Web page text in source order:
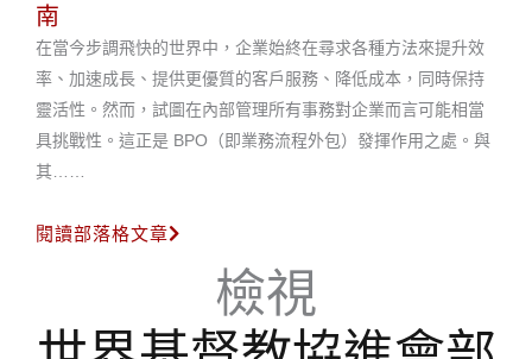
南
在當今步調飛快的世界中，企業始終在尋求各種方法來提升效
率、加速成長、提供更優質的客戶服務、降低成本，同時保持
靈活性。然而，試圖在內部管理所有事務對企業而言可能相當
具挑戰性。這正是 BPO（即業務流程外包）發揮作用之處。與
其……
閱讀部落格文章
檢視